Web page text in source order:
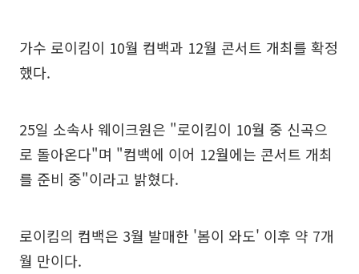
가수 로이킴이 10월 컴백과 12월 콘서트 개최를 확정
했다.
25일 소속사 웨이크원은 "로이킴이 10월 중 신곡으
로 돌아온다"며 "컴백에 이어 12월에는 콘서트 개최
를 준비 중"이라고 밝혔다.
로이킴의 컴백은 3월 발매한 '봄이 와도' 이후 약 7개
월 만이다.